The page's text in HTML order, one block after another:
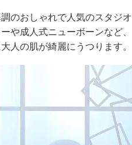
のおしゃれで人気のスタジオ
や成人式ニューボーンなど、
人の肌が綺麗にうつります。